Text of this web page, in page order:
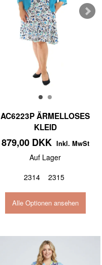
AC6223P ÄRMELLOSES
KLEID
879,00 DKK Inkl. MwSt
Auf Lager
2314
2315
Alle Optionen ansehen